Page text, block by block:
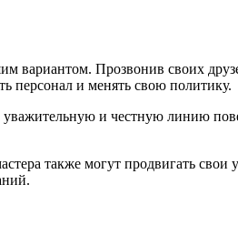
вариантом. Прозвонив своих
персонал и менять свою политику.
уважительную и честную линию
также могут продвигать свои